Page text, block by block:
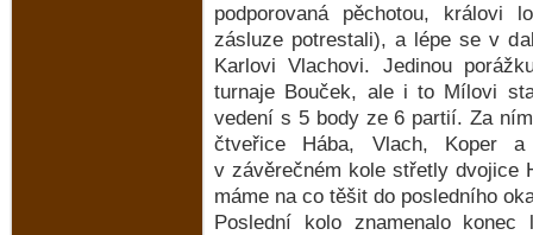
podporovaná pěchotou, královi
zásluze potrestali), a lépe se v
Karlovi Vlachovi. Jedinou
turnaje Bouček, ale i to Mílovi
vedení s 5 body ze 6 partií. Za
čtveřice Hába, Vlach, Koper
v závěrečném kole střetly dvojice
máme na co těšit do posledního
Poslední kolo znamenalo konec